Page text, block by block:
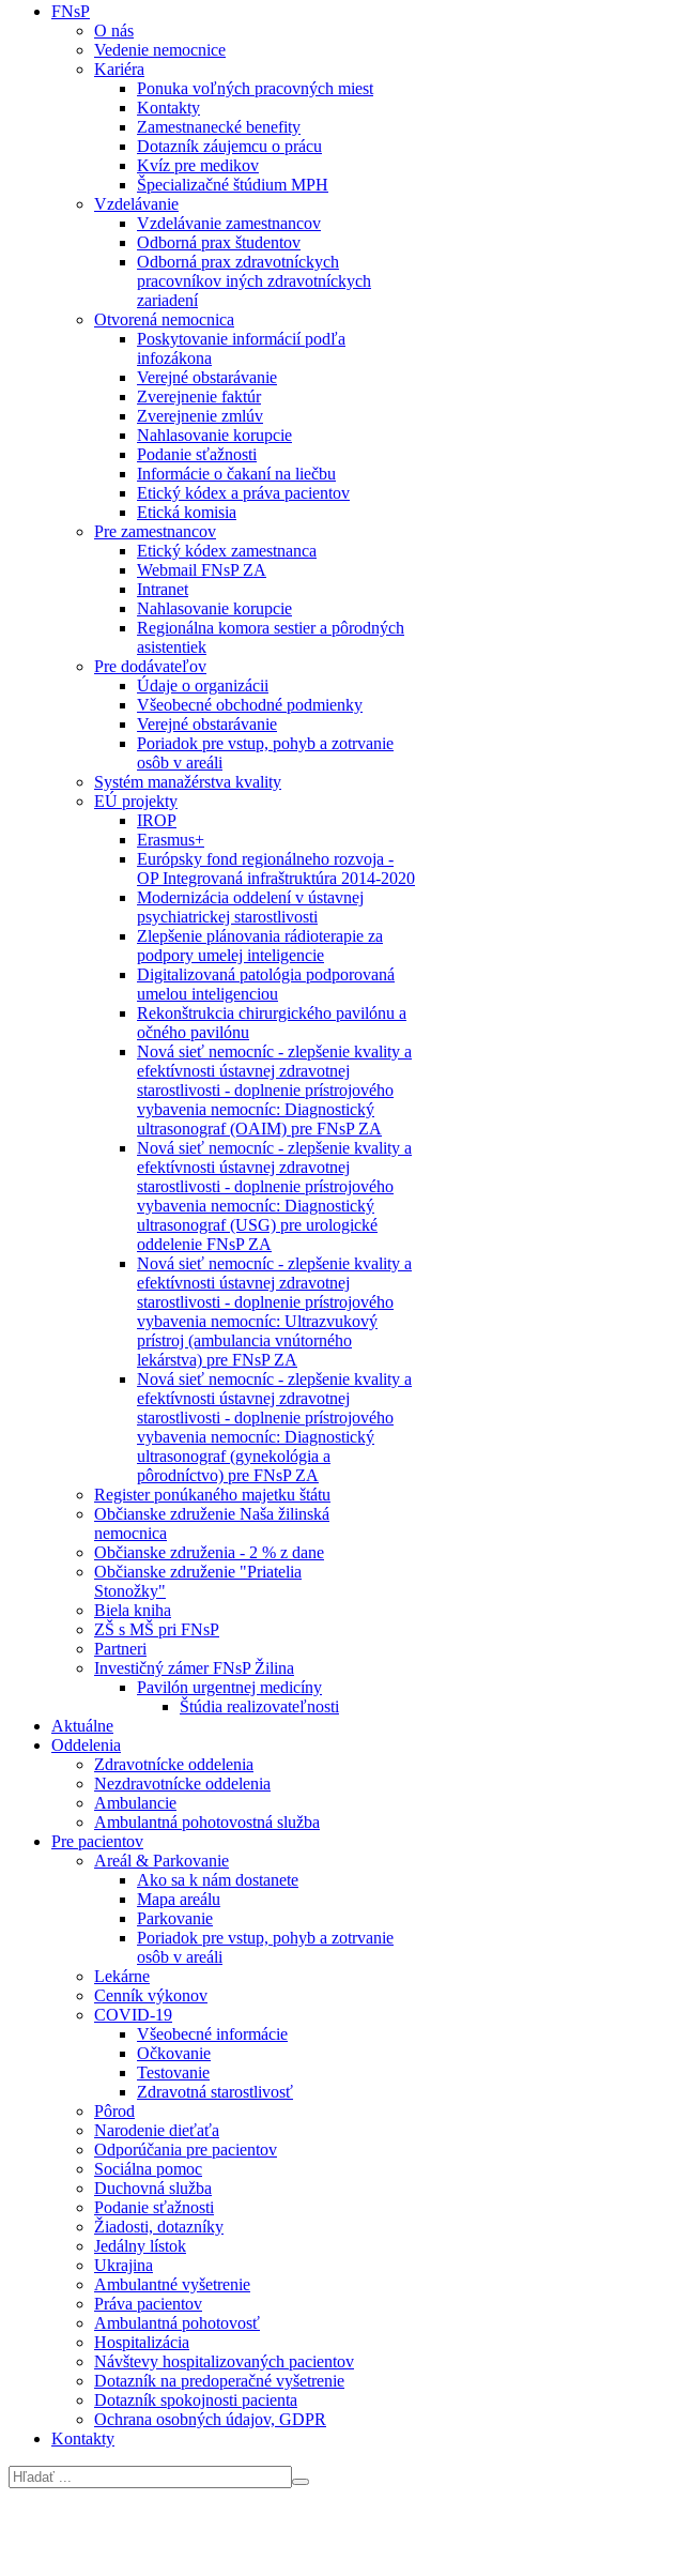
FNsP
O nás
Vedenie nemocnice
Kariéra
Ponuka voľných pracovných miest
Kontakty
Zamestnanecké benefity
Dotazník záujemcu o prácu
Kvíz pre medikov
Špecializačné štúdium MPH
Vzdelávanie
Vzdelávanie zamestnancov
Odborná prax študentov
Odborná prax zdravotníckych
pracovníkov iných zdravotníckych
zariadení
Otvorená nemocnica
Poskytovanie informácií podľa
infozákona
Verejné obstarávanie
Zverejnenie faktúr
Zverejnenie zmlúv
Nahlasovanie korupcie
Podanie sťažnosti
Informácie o čakaní na liečbu
Etický kódex a práva pacientov
Etická komisia
Pre zamestnancov
Etický kódex zamestnanca
Webmail FNsP ZA
Intranet
Nahlasovanie korupcie
Regionálna komora sestier a pôrodných
asistentiek
Pre dodávateľov
Údaje o organizácii
Všeobecné obchodné podmienky
Verejné obstarávanie
Poriadok pre vstup, pohyb a zotrvanie
osôb v areáli
Systém manažérstva kvality
EÚ projekty
IROP
Erasmus+
Európsky fond regionálneho rozvoja -
OP Integrovaná infraštruktúra 2014-2020
Modernizácia oddelení v ústavnej
psychiatrickej starostlivosti
Zlepšenie plánovania rádioterapie za
podpory umelej inteligencie
Digitalizovaná patológia podporovaná
umelou inteligenciou
Rekonštrukcia chirurgického pavilónu a
očného pavilónu
Nová sieť nemocníc - zlepšenie kvality a
efektívnosti ústavnej zdravotnej
starostlivosti - doplnenie prístrojového
vybavenia nemocníc: Diagnostický
ultrasonograf (OAIM) pre FNsP ZA
Nová sieť nemocníc - zlepšenie kvality a
efektívnosti ústavnej zdravotnej
starostlivosti - doplnenie prístrojového
vybavenia nemocníc: Diagnostický
ultrasonograf (USG) pre urologické
oddelenie FNsP ZA
Nová sieť nemocníc - zlepšenie kvality a
efektívnosti ústavnej zdravotnej
starostlivosti - doplnenie prístrojového
vybavenia nemocníc: Ultrazvukový
prístroj (ambulancia vnútorného
lekárstva) pre FNsP ZA
Nová sieť nemocníc - zlepšenie kvality a
efektívnosti ústavnej zdravotnej
starostlivosti - doplnenie prístrojového
vybavenia nemocníc: Diagnostický
ultrasonograf (gynekológia a
pôrodníctvo) pre FNsP ZA
Register ponúkaného majetku štátu
Občianske združenie Naša žilinská
nemocnica
Občianske združenia - 2 % z dane
Občianske združenie "Priatelia
Stonožky"
Biela kniha
ZŠ s MŠ pri FNsP
Partneri
Investičný zámer FNsP Žilina
Pavilón urgentnej medicíny
Štúdia realizovateľnosti
Aktuálne
Oddelenia
Zdravotnícke oddelenia
Nezdravotnícke oddelenia
Ambulancie
Ambulantná pohotovostná služba
Pre pacientov
Areál & Parkovanie
Ako sa k nám dostanete
Mapa areálu
Parkovanie
Poriadok pre vstup, pohyb a zotrvanie
osôb v areáli
Lekárne
Cenník výkonov
COVID-19
Všeobecné informácie
Očkovanie
Testovanie
Zdravotná starostlivosť
Pôrod
Narodenie dieťaťa
Odporúčania pre pacientov
Sociálna pomoc
Duchovná služba
Podanie sťažnosti
Žiadosti, dotazníky
Jedálny lístok
Ukrajina
Ambulantné vyšetrenie
Práva pacientov
Ambulantná pohotovosť
Hospitalizácia
Návštevy hospitalizovaných pacientov
Dotazník na predoperačné vyšetrenie
Dotazník spokojnosti pacienta
Ochrana osobných údajov, GDPR
Kontakty